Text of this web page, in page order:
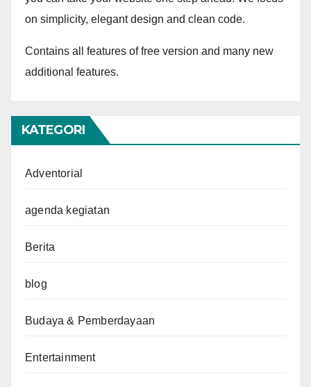
on simplicity, elegant design and clean code.
Contains all features of free version and many new
additional features.
KATEGORI
Adventorial
agenda kegiatan
Berita
blog
Budaya & Pemberdayaan
Entertainment